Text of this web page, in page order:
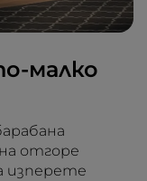
малко
отгоре
изперете